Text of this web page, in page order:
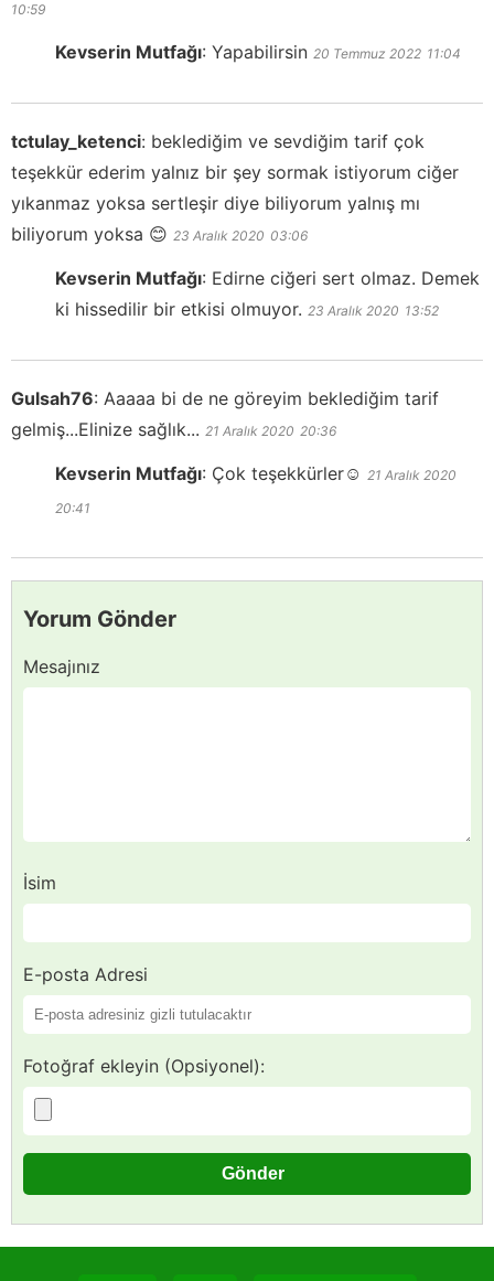
10:59
Kevserin Mutfağı: Yapabilirsin 20 Temmuz 2022 11:04
tctulay_ketenci: beklediğim ve sevdiğim tarif çok
teşekkür ederim yalnız bir şey sormak istiyorum ciğer
yıkanmaz yoksa sertleşir diye biliyorum yalnış mı
biliyorum yoksa 😊 23 Aralık 2020 03:06
Kevserin Mutfağı: Edirne ciğeri sert olmaz. Demek
ki hissedilir bir etkisi olmuyor. 23 Aralık 2020 13:52
Gulsah76: Aaaaa bi de ne göreyim beklediğim tarif
gelmiş...Elinize sağlık... 21 Aralık 2020 20:36
Kevserin Mutfağı: Çok teşekkürler☺️ 21 Aralık 2020
20:41
Yorum Gönder
Mesajınız
İsim
E-posta Adresi
Fotoğraf ekleyin (Opsiyonel):